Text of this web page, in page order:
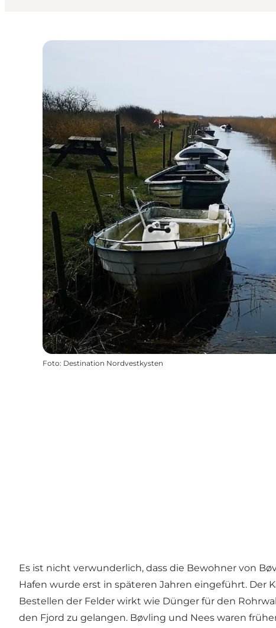
Foto: Destination Nordvestkysten
Es ist nicht verwunderlich, dass die Bewohner von
Hafen wurde erst in späteren Jahren eingeführt. Der
Bestellen der Felder wirkt wie Dünger für den
den Fjord zu gelangen. Bøvling und Nees waren